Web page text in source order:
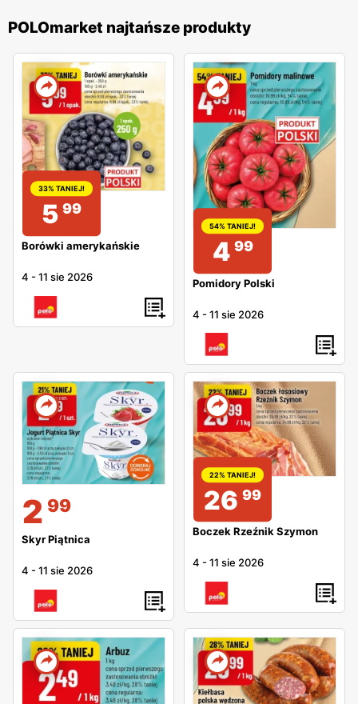
POLOmarket najtańsze produkty
33% TANIEJ!
5 99
Borówki amerykańskie
4 -11 sie 2026
54% TANIEJ!
4 99
Pomidory Polski
4 -11 sie 2026
2 99
Skyr Piątnica
4 -11 sie 2026
22% TANIEJ!
26 99
Boczek Rzeźnik Szymon
4 -11 sie 2026